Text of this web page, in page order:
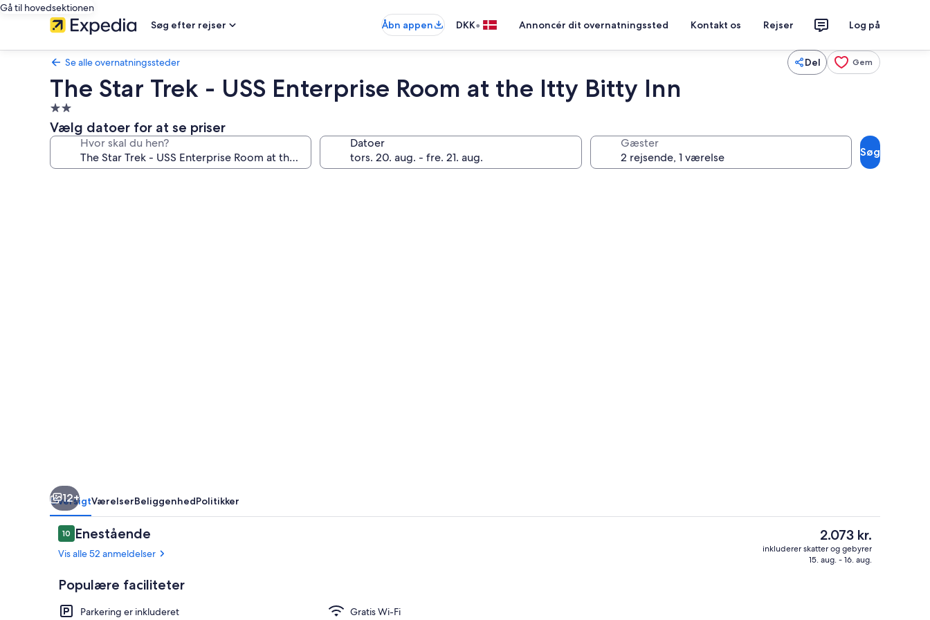
Gå til hovedsektionen
Søg efter rejser
Åbn appen DKK• Annoncér dit overnatningssted Kontakt os Rejser Log på
Se alle overnatningssteder Del Gem
The Star Trek - USS Enterprise Room at the Itty Bitty Inn
2.0-
stjernet
overnatningssted
Vælg datoer for at se priser
Hvor skal du hen? Datoer Gæster
Søg
Signatur-dobbeltværelse | Skrivebord, strygejern/strygebræt, gratis Wi-Fi
Skrivebord, strygejern/strygebræt,
12+
OversigtVærelserBeliggenhedPolitikker
Anmeldelser
1010 ud af 10.
Enestående
Vis alle 52 anmeldelser
Populære faciliteter
Parkering er inkluderet
Gratis Wi-Fi
Den
nuværende
pris
2.073 kr.
inkluderer skatter og gebyrer
15. aug. - 16. aug.